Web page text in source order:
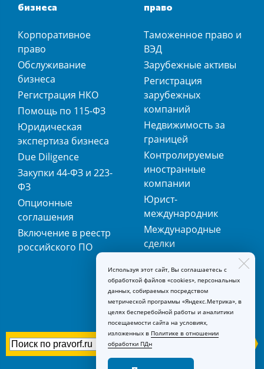
бизнеса
Корпоративное
право
Обслуживание
бизнеса
Регистрация НКО
Помощь по 115-ФЗ
Юридическая
экспертиза бизнеса
Due Diligence
Закупки 44-ФЗ и 223-
ФЗ
Опционные
соглашения
Включение в реестр
российского ПО
право
Таможенное право и
ВЭД
Зарубежные активы
Регистрация
зарубежных
компаний
Недвижимость за
границей
Контролируемые
иностранные
компании
Юрист-
международник
Международные
сделки
регистрация
товарных знаков
Используя этот сайт, Вы соглашаетесь с
обработкой файлов «cookies», персональных
данных, собираемых посредством
метрической программы «Яндекс.Метрика», в
целях бесперебойной работы и аналитики
посещаемости сайта на условиях,
изложенных в Политике в отношении
обработки ПДн